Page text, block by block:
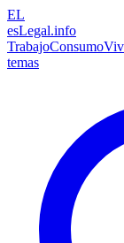
EL
esLegal.info
TrabajoConsumo
temas